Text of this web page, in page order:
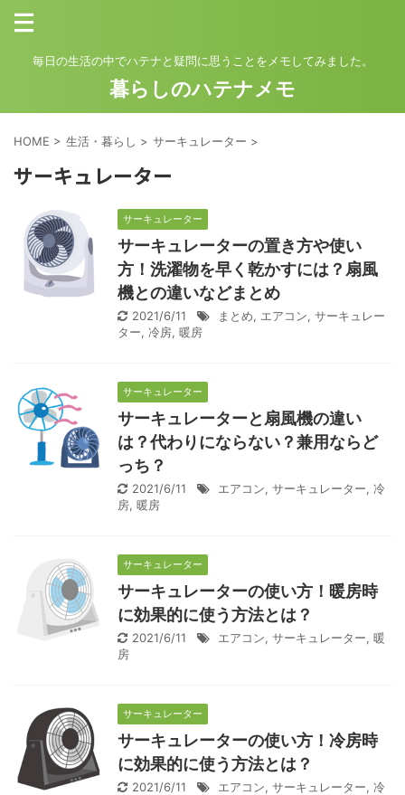
毎日の生活の中でハテナと疑問に思うことをメモしてみました。
暮らしのハテナメモ
HOME > 生活・暮らし > サーキュレーター >
サーキュレーター
サーキュレーター
サーキュレーターの置き方や使い
方！洗濯物を早く乾かすには？扇風
機との違いなどまとめ
2021/6/11 まとめ, エアコン, サーキュレー
ター, 冷房, 暖房
サーキュレーター
サーキュレーターと扇風機の違い
は？代わりにならない？兼用ならど
っち？
2021/6/11 エアコン, サーキュレーター, 冷
房, 暖房
サーキュレーター
サーキュレーターの使い方！暖房時
に効果的に使う方法とは？
2021/6/11 エアコン, サーキュレーター, 暖
房
サーキュレーター
サーキュレーターの使い方！冷房時
に効果的に使う方法とは？
2021/6/11 エアコン, サーキュレーター, 冷